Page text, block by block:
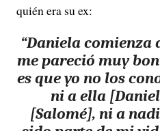
quién era su ex:
“Daniela comienza
me pareció muy
es que yo no los
ni a ella
[Salomé], ni a